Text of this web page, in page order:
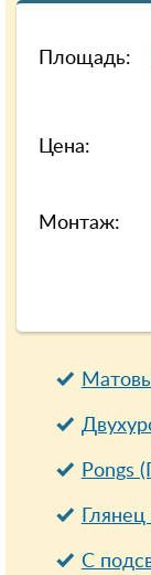
Площадь:
Цена:
Монтаж:
Pongs
С